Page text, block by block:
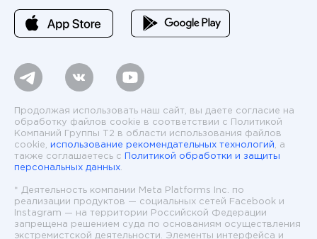
Продолжая использовать наш сайт, вы даете согласие на
обработку файлов cookie в соответствии с Политикой
Компаний Группы T2 в области использования файлов
cookie, использование рекомендательных технологий , а
также соглашаетесь с
Политикой обработки и защиты
персональных данных
* Деятельность компании Meta Platforms Inc. по
реализации продуктов — социальных сетей Facebook и
Instagram — на территории Российской Федерации
запрещена решением суда по основаниям осуществления
экстремистской деятельности. Элементы интерфейса и